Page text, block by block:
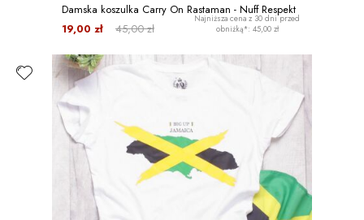
Damska koszulka Carry On Rastaman - Nuff Respekt
45,00 zł
19,00 zł
Najniższa cena z 30 dni przed
obniżką*: 45,00 zł